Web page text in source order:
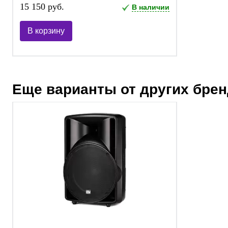
15 150 руб. В наличии
В корзину
Еще варианты от других